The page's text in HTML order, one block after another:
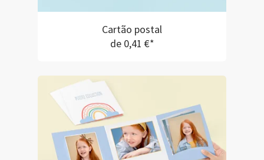
Cartão postal
de 0,41 €*